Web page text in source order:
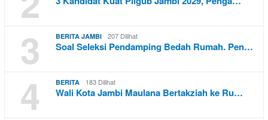
3 BERITA JAMBI 207 Dilihat
Soal Seleksi Pendamping Bedah Rumah. Pen…
4 BERITA 183 Dilihat
Wali Kota Jambi Maulana Bertakziah ke Ru…